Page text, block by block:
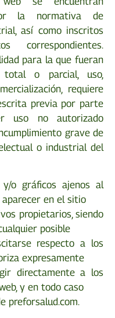
la normativa de
así como inscritos
para la que fueran
total o parcial, uso,
requiere
previa por parte
uso no autorizado
grave de
o industrial del
o gráficos ajenos al
aparecer en el sitio
propietarios, siendo
posible
respecto a los
expresamente
directamente a los
y en todo caso
preforsalud.com.